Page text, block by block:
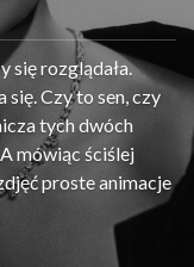
się rozglądała.
się. Czy to sen, czy
tych dwóch
mówiąc ściślej
proste animacje